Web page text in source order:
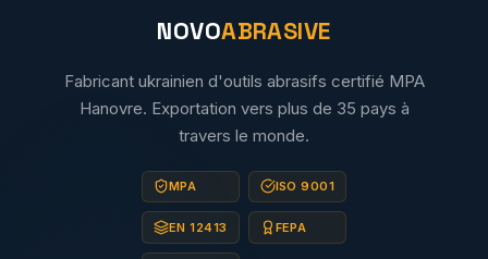
NOVOABRASIVE
Fabricant ukrainien d'outils abrasifs certifié MPA
Hanovre. Exportation vers plus de 35 pays à
travers le monde.
MPA ISO 9001
EN 12413 FEPA